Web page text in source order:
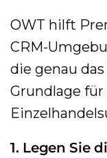
OWT hilft
CRM-
die genau
Grundlage
1. Legen Sie